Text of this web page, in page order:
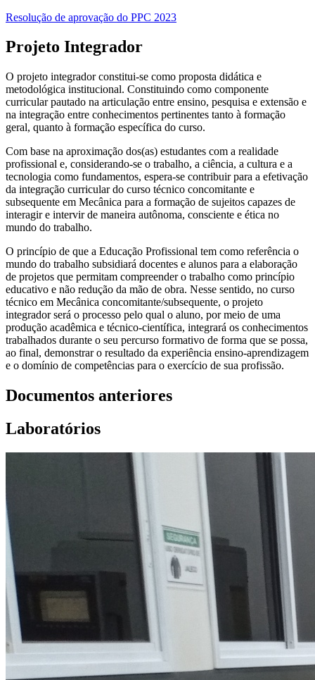
Resolução de aprovação do PPC 2023
Projeto Integrador
O projeto integrador constitui-se como proposta didática e
metodológica institucional. Constituindo como componente
curricular pautado na articulação entre ensino, pesquisa e extensão e
na integração entre conhecimentos pertinentes tanto à formação
geral, quanto à formação específica do curso.
Com base na aproximação dos(as) estudantes com a realidade
profissional e, considerando-se o trabalho, a ciência, a cultura e a
tecnologia como fundamentos, espera-se contribuir para a efetivação
da integração curricular do curso técnico concomitante e
subsequente em Mecânica para a formação de sujeitos capazes de
interagir e intervir de maneira autônoma, consciente e ética no
mundo do trabalho.
O princípio de que a Educação Profissional tem como referência o
mundo do trabalho subsidiará docentes e alunos para a elaboração
de projetos que permitam compreender o trabalho como princípio
educativo e não redução da mão de obra. Nesse sentido, no curso
técnico em Mecânica concomitante/subsequente, o projeto
integrador será o processo pelo qual o aluno, por meio de uma
produção acadêmica e técnico-científica, integrará os conhecimentos
trabalhados durante o seu percurso formativo de forma que se possa,
ao final, demonstrar o resultado da experiência ensino-aprendizagem
e o domínio de competências para o exercício de sua profissão.
Documentos anteriores
Laboratórios